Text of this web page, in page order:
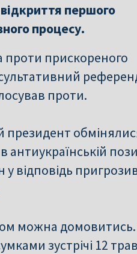
першого
процесу.
проти прискореного
проти.
президент
у відповідь
можна
зустрічі 12